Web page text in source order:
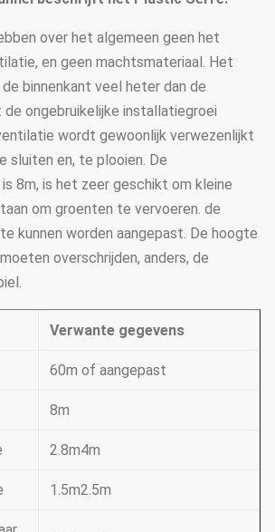
over het algemeen geen het
en geen machtsmateriaal. Het
binnenkant veel heter dan de
ongebruikelijke installatiegroei
wordt gewoonlijk verwezenlijkt
sluiten en, te plooien. De
8m, is het zeer geschikt om kleine
om groenten te vervoeren. de
kunnen worden aangepast. De hoogte
overschrijden, anders, de
Verwante gegevens
60m of aangepast
8m
2.8m4m
1.5m2.5m